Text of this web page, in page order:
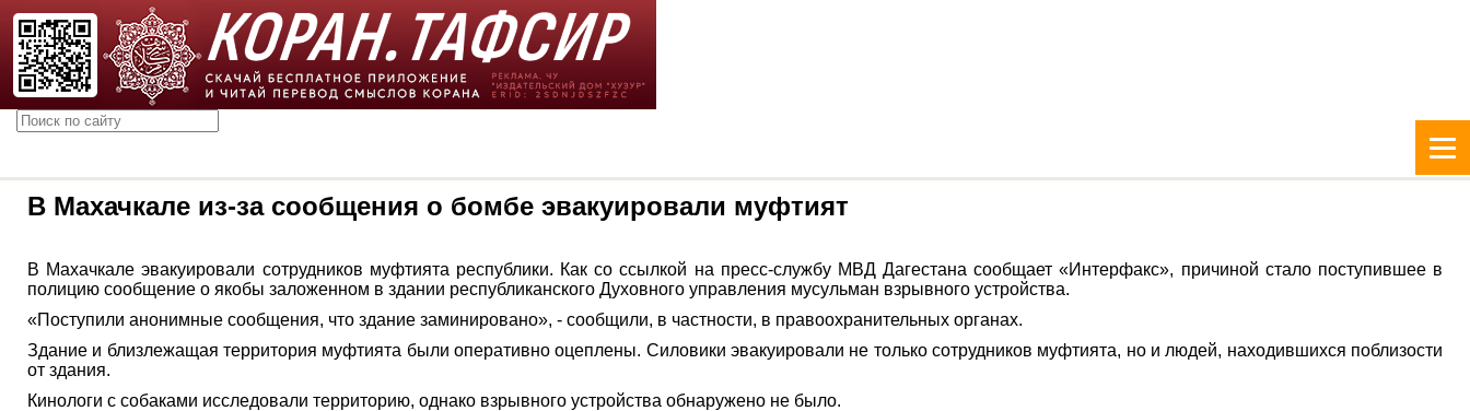
В Махачкале из-за сообщения о бомбе эвакуировали муфтият
В Махачкале эвакуировали сотрудников муфтията республики. Как со ссылкой на пресс-службу МВД Дагестана сообщает «Интерфакс», причиной стало поступившее в
полицию сообщение о якобы заложенном в здании республиканского Духовного управления мусульман взрывного устройства.
«Поступили анонимные сообщения, что здание заминировано», - сообщили, в частности, в правоохранительных органах.
Здание и близлежащая территория муфтията были оперативно оцеплены. Силовики эвакуировали не только сотрудников муфтията, но и людей, находившихся поблизости
от здания.
Кинологи с собаками исследовали территорию, однако взрывного устройства обнаружено не было.